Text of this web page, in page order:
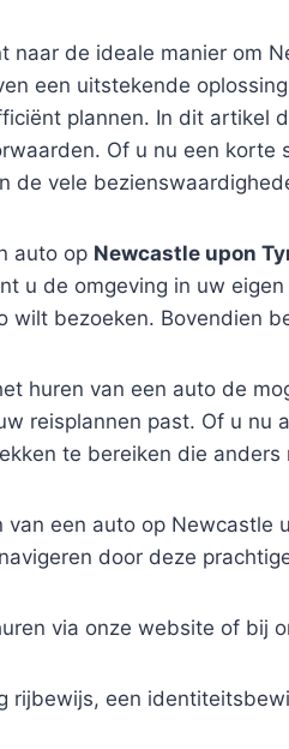
naar de ideale manier om
een uitstekende
plannen. In dit artikel
Of u nu een
de vele
auto op Newcastle upon
u de omgeving in uw
wilt bezoeken. Bovendien
huren van een auto de
reisplannen past. Of u nu
te bereiken die
van een auto op Newcastle
door deze
via onze website of bij
rijbewijs, een